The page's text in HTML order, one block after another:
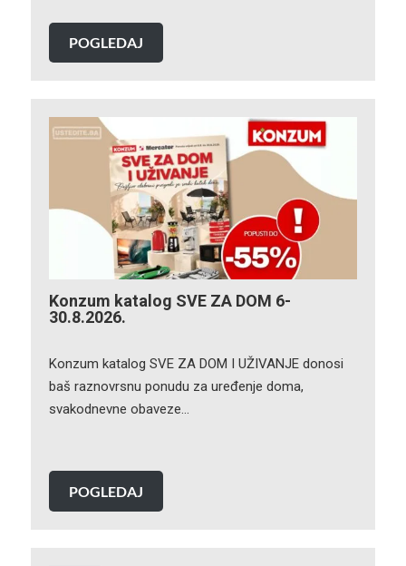
POGLEDAJ
Konzum katalog SVE ZA DOM 6-
30.8.2026.
Konzum katalog SVE ZA DOM I UŽIVANJE donosi
baš raznovrsnu ponudu za uređenje doma,
svakodnevne obaveze…
POGLEDAJ